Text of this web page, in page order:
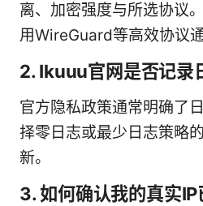
离、加密强度与所选协议
用WireGuard等高效协议
2. Ikuuu官网是否记录
官方隐私政策通常明确了
择零日志或最少日志策略
新。
3. 如何确认我的真实IP